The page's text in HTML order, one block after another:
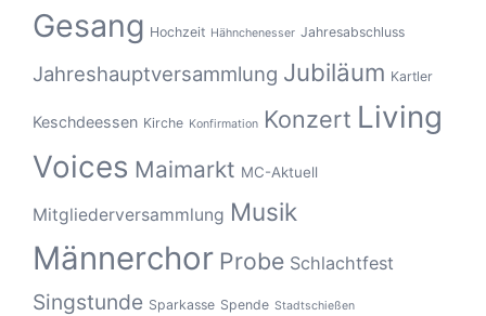
Gesang Hochzeit Hähnchenesser Jahresabschluss
Jahreshauptversammlung Jubiläum Kartler
Keschdeessen Kirche Konfirmation Konzert Living
Voices Maimarkt MC-Aktuell
Mitgliederversammlung Musik
Männerchor Probe Schlachtfest
Singstunde Sparkasse Spende Stadtschießen